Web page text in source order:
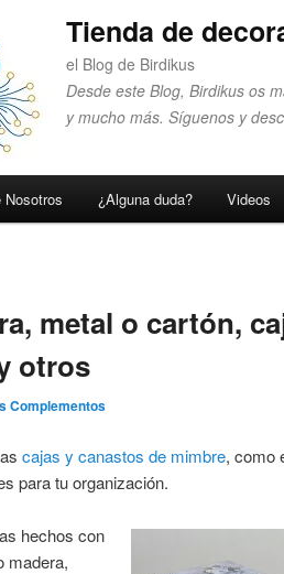
Tienda de
el Blog de Birdikus
Desde este Blog, Birdikus os
y mucho más. Síguenos y
Nosotros ¿Alguna duda? Videos
metal o cartón,
otros
Complementos
cajas y canastos de mimbre, como
para tu organización.
hechos con
madera,